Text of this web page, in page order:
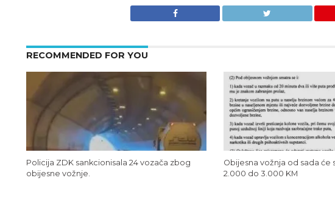
RECOMMENDED FOR YOU
Policija ZDK sankcionisala 24 vozača zbog
obijesne vožnje.
Obijesna vožnja od sada će
2.000 do 3.000 KM